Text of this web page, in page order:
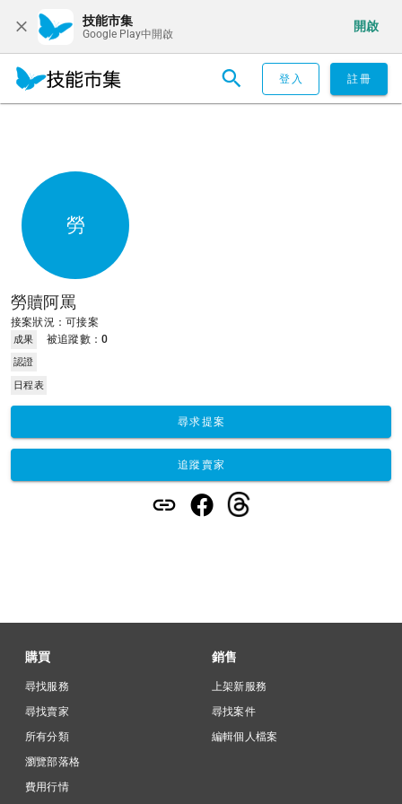
技能市集
Google Play中開啟
開啟
登入 註冊
勞
勞贖阿罵
接案狀況：可接案
成果 被追蹤數：0
認證
日程表
尋求提案
追蹤賣家
購買
尋找服務
尋找賣家
所有分類
瀏覽部落格
費用行情
銷售
上架新服務
尋找案件
編輯個人檔案